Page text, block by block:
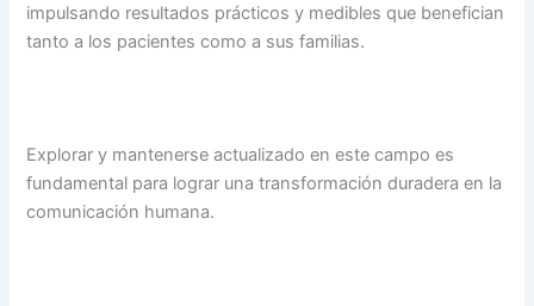
impulsando resultados prácticos y medibles que benefician
tanto a los pacientes como a sus familias.
Explorar y mantenerse actualizado en este campo es
fundamental para lograr una transformación duradera en la
comunicación humana.